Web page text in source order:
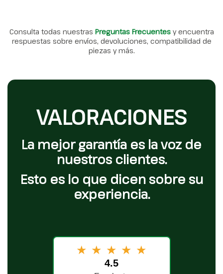
Consulta todas nuestras Preguntas Frecuentes y encuentra
respuestas sobre envíos, devoluciones, compatibilidad de
piezas y más.
VALORACIONES
La mejor garantía es la voz de
nuestros clientes.
Esto es lo que dicen sobre su
experiencia.
★ ★ ★ ★ ★
4.5